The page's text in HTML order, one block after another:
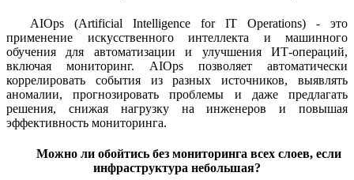
AIOps (Artificial Intelligence for IT Operations) - это
применение искусственного интеллекта и машинного
обучения для автоматизации и улучшения ИТ-операций,
включая мониторинг. AIOps позволяет автоматически
коррелировать события из разных источников, выявлять
аномалии, прогнозировать проблемы и даже предлагать
решения, снижая нагрузку на инженеров и повышая
эффективность мониторинга.
Можно ли обойтись без мониторинга всех слоев, если
инфраструктура небольшая?